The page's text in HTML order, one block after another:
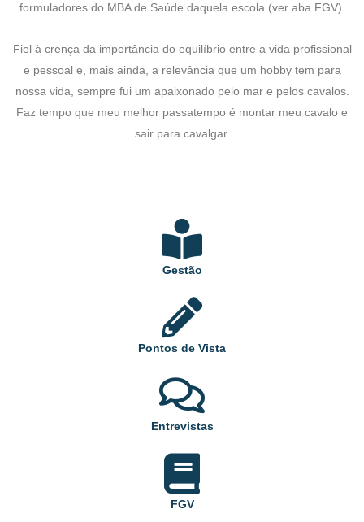
formuladores do MBA de Saúde daquela escola (ver aba FGV).
Fiel à crença da importância do equilíbrio entre a vida profissional
e pessoal e, mais ainda, a relevância que um hobby tem para
nossa vida, sempre fui um apaixonado pelo mar e pelos cavalos.
Faz tempo que meu melhor passatempo é montar meu cavalo e
sair para cavalgar.
Gestão
Pontos de Vista
Entrevistas
FGV